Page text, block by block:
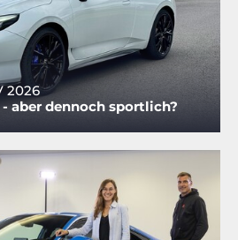
2026
aber dennoch sportlich?